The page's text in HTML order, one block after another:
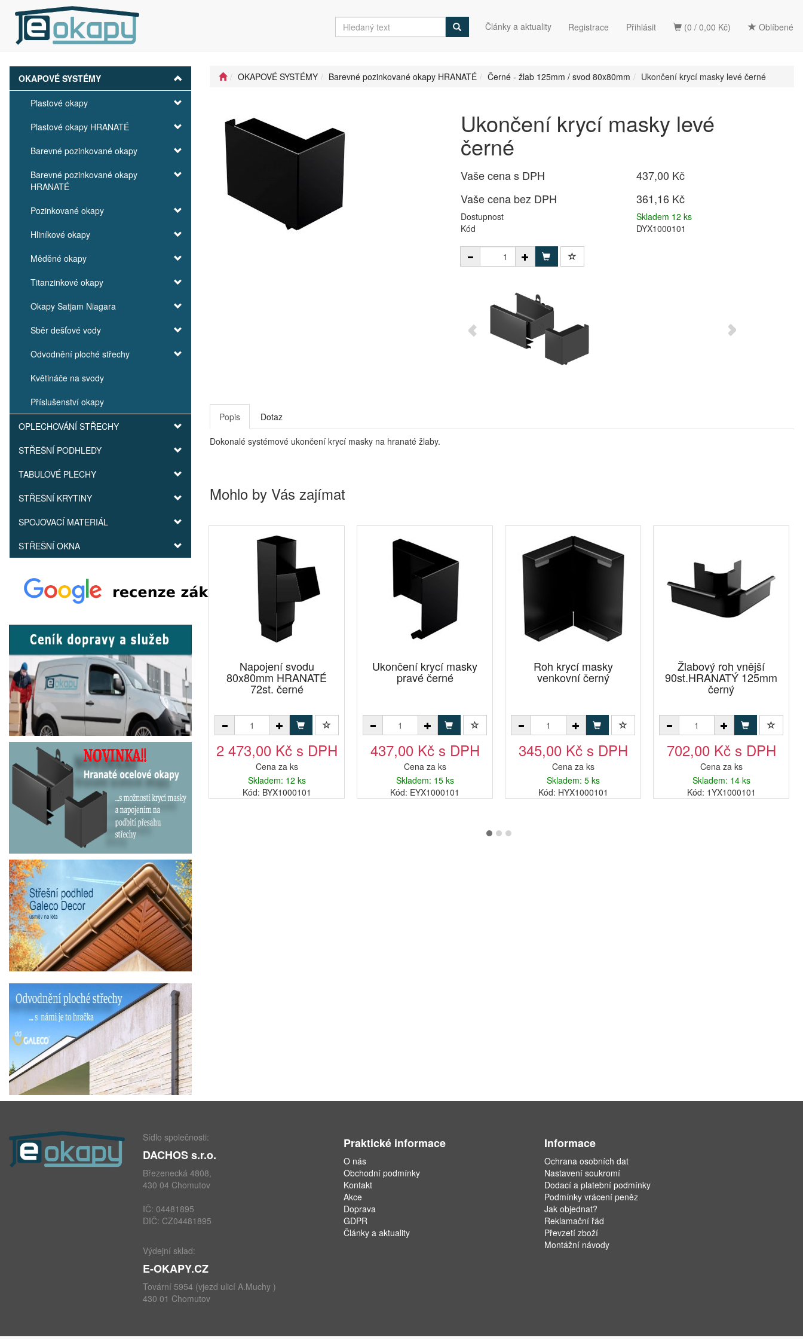
(0 / 0,00 Kč) Oblíbené
Články a aktuality Registrace Přihlásit
OKAPOVÉ SYSTÉMY
Plastové okapy
Plastové okapy HRANATÉ
Barevné pozinkované okapy
Barevné pozinkované okapy
HRANATÉ
Pozinkované okapy
Hliníkové okapy
Měděné okapy
Titanzinkové okapy
Okapy Satjam Niagara
Sběr dešťové vody
Odvodnění ploché střechy
Květináče na svody
Příslušenství okapy
OPLECHOVÁNÍ STŘECHY
STŘEŠNÍ PODHLEDY
TABULOVÉ PLECHY
STŘEŠNÍ KRYTINY
SPOJOVACÍ MATERIÁL
STŘEŠNÍ OKNA
OKAPOVÉ SYSTÉMY Barevné pozinkované okapy HRANATÉ Černé - žlab 125mm / svod 80x80mm Ukončení krycí masky levé černé
Ukončení krycí masky levé
černé
Vaše cena s DPH
437,00 Kč
Vaše cena bez DPH
361,16 Kč
Dostupnost
Skladem 12 ks
Kód
DYX1000101
Popis Dotaz
Dokonalé systémové ukončení krycí masky na hranaté žlaby.
Mohlo by Vás zajímat
Napojení svodu
80x80mm HRANATÉ
72st. černé
2 473,00 Kč s DPH
Cena za ks
Skladem: 12 ks
Kód: BYX1000101
Ukončení krycí masky
pravé černé
437,00 Kč s DPH
Cena za ks
Skladem: 15 ks
Kód: EYX1000101
Roh krycí masky
venkovní černý
345,00 Kč s DPH
Cena za ks
Skladem: 5 ks
Kód: HYX1000101
Žlabový roh vnější
90st.HRANATÝ 125mm
černý
702,00 Kč s DPH
Cena za ks
Skladem: 14 ks
Kód: 1YX1000101
Sídlo společnosti:
DACHOS s.r.o.
Březenecká 4808,
430 04 Chomutov
IČ: 04481895
DIČ: CZ04481895
Výdejní sklad:
E-OKAPY.CZ
Tovární 5954 (vjezd ulicí A.Muchy )
430 01 Chomutov
Praktické informace
O nás
Obchodní podmínky
Kontakt
Akce
Doprava
GDPR
Články a aktuality
Informace
Ochrana osobních dat
Nastavení soukromí
Dodací a platební podmínky
Podmínky vrácení peněz
Jak objednat?
Reklamační řád
Převzetí zboží
Montážní návody